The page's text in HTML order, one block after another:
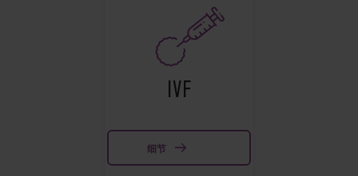
IVF
细节